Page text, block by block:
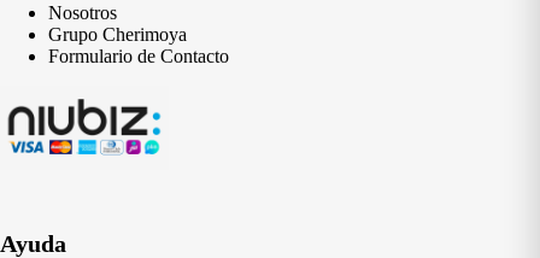
Nosotros
Grupo Cherimoya
Formulario de Contacto
Ayuda